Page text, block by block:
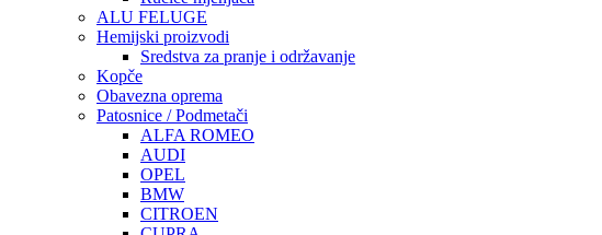
ALU FELUGE
Hemijski proizvodi
Sredstva za pranje i održavanje
Kopče
Obavezna oprema
Patosnice / Podmetači
ALFA ROMEO
AUDI
OPEL
BMW
CITROEN